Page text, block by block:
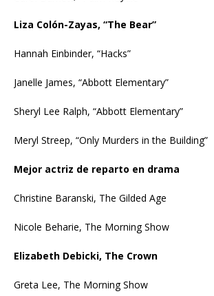
Liza Colón-Zayas, “The Bear”
Hannah Einbinder, “Hacks”
Janelle James, “Abbott Elementary”
Sheryl Lee Ralph, “Abbott Elementary”
Meryl Streep, “Only Murders in the Building”
Mejor actriz de reparto en drama
Christine Baranski, The Gilded Age
Nicole Beharie, The Morning Show
Elizabeth Debicki, The Crown
Greta Lee, The Morning Show